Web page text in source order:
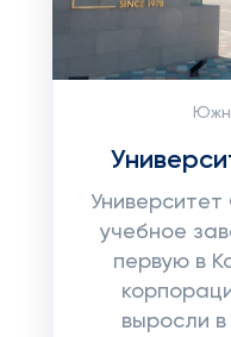
учебное
первую в
выросли